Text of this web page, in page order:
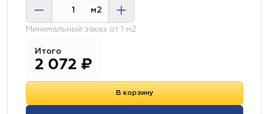
м2
Минимальный заказ от 1 м2
Итого
2 072 ₽
В корзину